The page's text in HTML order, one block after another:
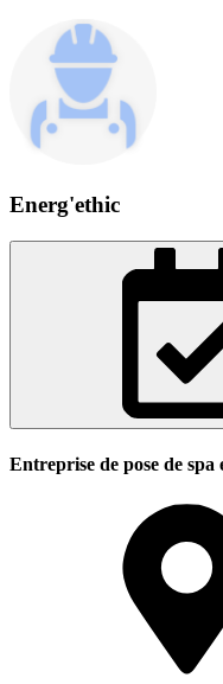
Energ'ethic
Entreprise de pose de spa